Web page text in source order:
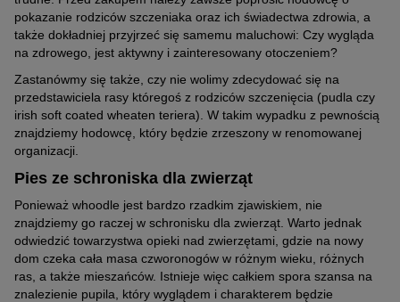
dummy do treningu,
z uchwytem
1 szt.
-5% zniżki
23,96 zł
inteligencję Snack
Paw
Dł. x szer. x wys.: 24
x 24 x 3,2 cm
49,96 zł
x 11 x 19 cm
28,96 zł
bogata w składniki odżywcze.
Karmy odpowiednie dla whoodle:
(116)
Briantos Adult,
jagnięcina z
ziemniakami, bez
zbóż
12 kg
(231)
Briantos Adult,
kaczka z
ziemniakami, bez
zbóż
12 kg
Briantos
łosoś z
zbóż
12 kg
Średnia długość życia tych psów wynosi od 12 do 15 lat
, przy
czym mniejsze egzemplarze dożywają słuszniejszego wieku niż
ich bardziej rośli krewni.
Celem hodowli jest połączenie inteligencji pudla z atrakcyjną
szatą irish soft coated wheaten teriera. Warto zaznaczyć, że w
stąd też psy designerskie, do których należy whoodle, nie są
uznawane za samodzielną rasę.
pokazanie rodziców szczeniaka oraz ich świadectwa zdrowia, a
także dokładniej przyjrzeć się samemu maluchowi: Czy wygląda
na zdrowego, jest aktywny i zainteresowany otoczeniem?
Zastanówmy się także, czy nie wolimy zdecydować się na
przedstawiciela rasy któregoś z rodziców szczenięcia (pudla czy
irish soft coated wheaten teriera). W takim wypadku z pewnością
znajdziemy hodowcę, który będzie zrzeszony w renomowanej
organizacji.
Pies ze schroniska dla zwierząt
Ponieważ whoodle jest bardzo rzadkim zjawiskiem, nie
znajdziemy go raczej w schronisku dla zwierząt. Warto jednak
odwiedzić towarzystwa opieki nad zwierzętami, gdzie na nowy
dom czeka cała masa czworonogów w różnym wieku, różnych
ras, a także mieszańców. Istnieje więc całkiem spora szansa na
znalezienie pupila, który wyglądem i charakterem będzie